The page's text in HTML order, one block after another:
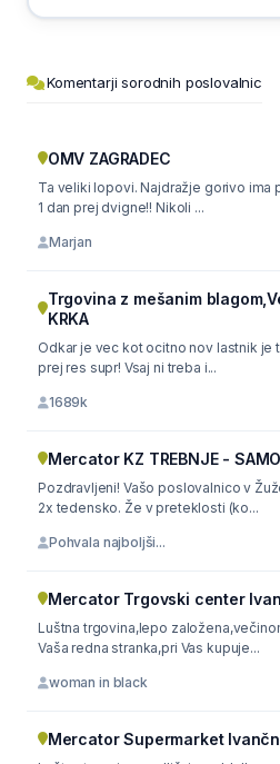
Komentarji sorodnih poslovalnic
OMV ZAGRADEC
Ta veliki lopovi. Najdražje gorivo ima
1 dan prej dvigne!! Nikoli ...
Marjan
Trgovina z mešanim
KRKA
Odkar je vec kot ocitno nov lastnik je
prej res supr! Vsaj ni treba i...
1689k
Mercator KZ TREBNJE -
Pozdravljeni! Vašo poslovalnico v
2x tedensko. Že v preteklosti (ko...
Pohvala najboljši...
Mercator Trgovski center
Luštna trgovina,lepo
Vaša redna stranka,pri Vas kupuje...
woman in black
Mercator Supermarket